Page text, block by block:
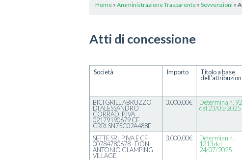
Home » Amministrazione Trasparente » Sovvenzioni »
Atti di concessione
Società Importo Titolo a base
BICI GRILL ABRUZZO
DI ALESSANDRO
CORRADI P.IVA
02179190679 CF
CRRLSN75C02A488E
3.000,00€ Determina n.
del 23/05/2025
SETTE SRL P.IVA E CF
00784780678 - DON
ANTONIO GLAMPING
VILLAGE.
3.000,00€ Determian n.
1313 del
24/07/2025